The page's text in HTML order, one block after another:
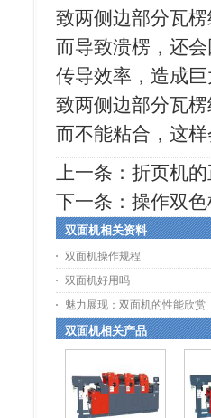
致两侧边部分瓦
而导致溃楞，还
传导效率，造成
致两侧边部分瓦
而不能粘合，这
上一条： 折页机
下一条： 操作双
双面机相关资料
双面机操作规程
双面机好用吗
魅力展现：双面机的性能欣赏
双面机相关产品